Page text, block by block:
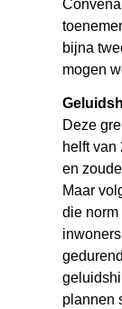
bijna
mogen
Deze
helft van
en
Maar
die
plannen